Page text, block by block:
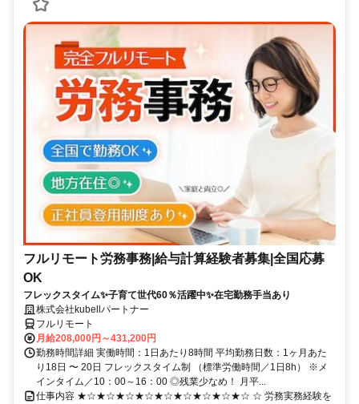
フルリモート労務事務|給与計算経験者募集|全国応募
OK
フレックスタイム✨子育て世代60％活躍中✨在宅勤務手当あり
株式会社kubellパートナー
フルリモート
月給208,000円～431,200円
勤務時間詳細 実働時間：1日あたり8時間 平均勤務日数：1ヶ月あた
り18日 〜 20日 フレックスタイム制 （標準労働時間／1日8h） ※メ
インタイム／10：00～16：00 ◎残業少なめ！ 月平...
仕事内容 ★☆★☆★☆★☆★☆★☆★☆★☆★☆ ☆ 労務実務経験を